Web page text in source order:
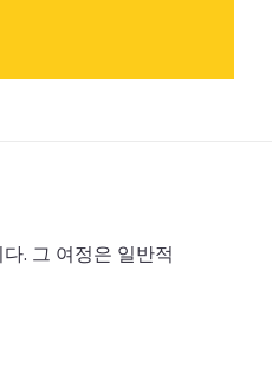
. 그 여정은 일반적